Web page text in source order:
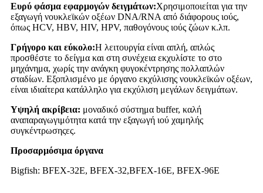
Ευρύ φάσμα εφαρμογών δειγμάτων:Χρησιμοποιείται για την
εξαγωγή νουκλεϊκών οξέων DNA/RNA από διάφορους ιούς,
όπως HCV, HBV, HIV, HPV, παθογόνους ιούς ζώων κ.λπ.
Γρήγορο και εύκολο:Η λειτουργία είναι απλή, απλώς
προσθέστε το δείγμα και στη συνέχεια εκχυλίστε το στο
μηχάνημα, χωρίς την ανάγκη φυγοκέντρησης πολλαπλών
σταδίων. Εξοπλισμένο με όργανο εκχύλισης νουκλεϊκών οξέων,
είναι ιδιαίτερα κατάλληλο για εκχύλιση μεγάλων δειγμάτων.
Υψηλή ακρίβεια: μοναδικό σύστημα buffer, καλή
αναπαραγωγιμότητα κατά την εξαγωγή ιού χαμηλής
συγκέντρωσηςες.
Προσαρμόσιμα όργανα
Bigfish: BFEX-32E, BFEX-32,BFEX-16E, BFEX-96E